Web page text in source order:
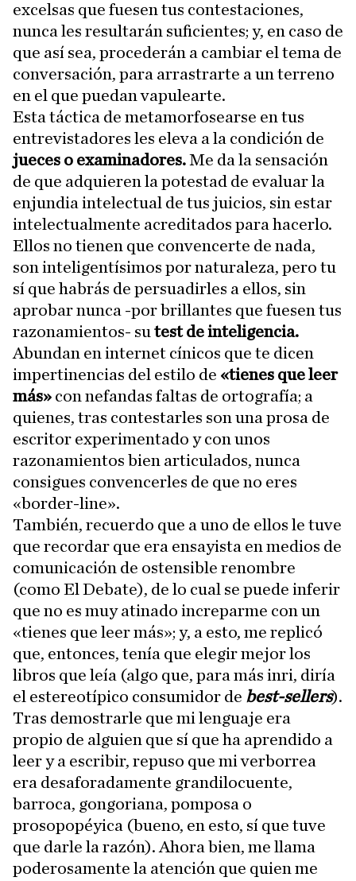
excelsas que fuesen tus contestaciones,
nunca les resultarán suficientes; y, en caso de
que así sea, procederán a cambiar el tema de
conversación, para arrastrarte a un terreno
en el que puedan vapulearte.
Esta táctica de metamorfosearse en tus
entrevistadores les eleva a la condición de
jueces o examinadores.Me da la sensación
de que adquieren la potestad de evaluar la
enjundia intelectual de tus juicios, sin estar
intelectualmente acreditados para hacerlo.
Ellos no tienen que convencerte de nada,
son inteligentísimos por naturaleza, pero tu
sí que habrás de persuadirles a ellos, sin
aprobar nunca -por brillantes que fuesen tus
razonamientos- su test de inteligencia.
Abundan en internet cínicos que te dicen
impertinencias del estilo de «tienes que leer
más» con nefandas faltas de ortografía; a
quienes, tras contestarles son una prosa de
escritor experimentado y con unos
razonamientos bien articulados, nunca
consigues convencerles de que no eres
«border-line».
También, recuerdo que a uno de ellos le tuve
que recordar que era ensayista en medios de
comunicación de ostensible renombre
(como El Debate), de lo cual se puede inferir
que no es muy atinado increparme con un
«tienes que leer más»; y, a esto, me replicó
que, entonces, tenía que elegir mejor los
libros que leía (algo que, para más inri, diría
el estereotípico consumidor de best-sellers).
Tras demostrarle que mi lenguaje era
propio de alguien que sí que ha aprendido a
leer y a escribir, repuso que mi verborrea
era desaforadamente grandilocuente,
barroca, gongoriana, pomposa o
prosopopéyica (bueno, en esto, sí que tuve
que darle la razón). Ahora bien, me llama
poderosamente la atención que quien me